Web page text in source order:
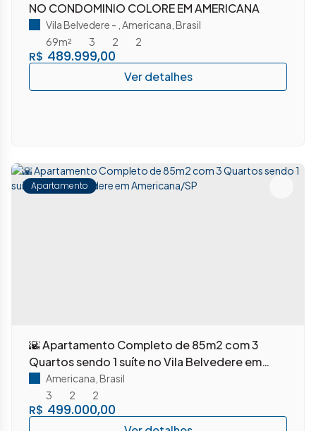
NO CONDOMINIO COLORE EM AMERICANA
R$ 489.999,00
Vila Belvedere Americana Brasil
3
2
69m² 2
Apartamento
🌇 Apartamento Completo de 85m2 com 3
Quartos sendo 1 suíte no Vila Belvedere em
Americana/SP
R$ 499.000,00
Americana Brasil
3
2 2